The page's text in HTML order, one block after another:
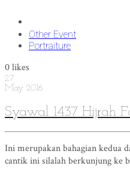
Other Event
Portraiture
0likes
27
May 2016
Syawal 1437 Hijrah
Ini merupakan bahagian kedua
cantik ini silalah berkunjung ke